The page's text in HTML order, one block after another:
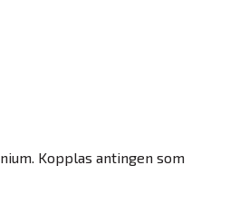
Kopplas antingen som